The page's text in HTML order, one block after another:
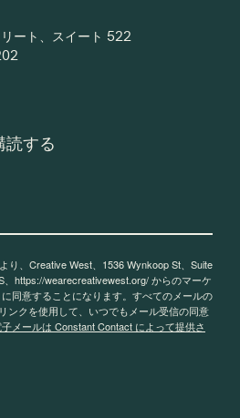
ート、スイート 522
読する
り、Creative West、1536 Wynkoop St、Suite
https://wearecreativewest.org/ からのマーケ
同意することになります。すべてのメールの
ンクを使用して、いつでもメール受信の同意
子メールは Constant Contact によって提供さ